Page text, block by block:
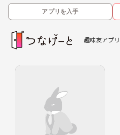
アプリを入手
趣味友アプリ